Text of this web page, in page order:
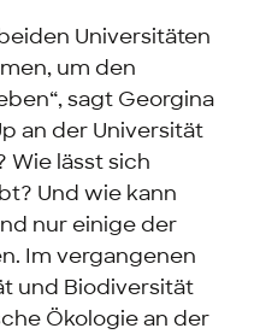
Universitäten
um den
sagt Georgina
an der Universität
Wie lässt sich
Und wie kann
nur einige der
Im vergangenen
und Biodiversität
Ökologie an der